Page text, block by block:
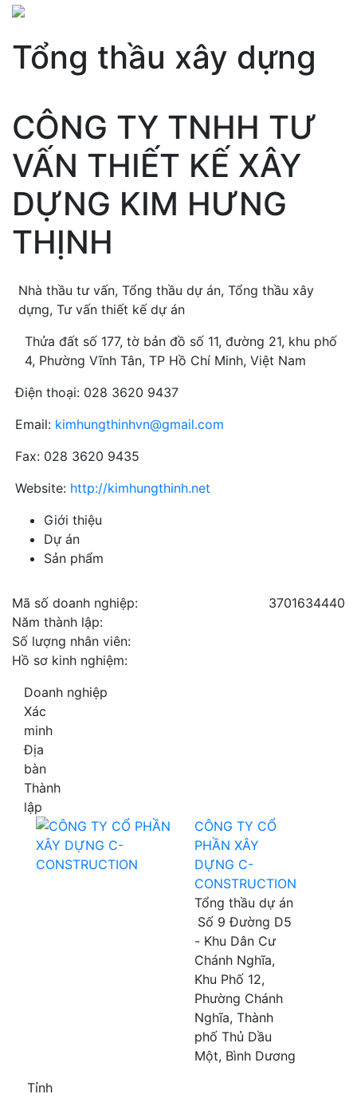
Tổng thầu xây dựng
CÔNG TY TNHH TƯ
VẤN THIẾT KẾ XÂY
DỰNG KIM HƯNG
THỊNH
Nhà thầu tư vấn, Tổng thầu dự án, Tổng thầu xây
dựng, Tư vấn thiết kế dự án
Thửa đất số 177, tờ bản đồ số 11, đường 21, khu phố
4, Phường Vĩnh Tân, TP Hồ Chí Minh, Việt Nam
Điện thoại: 028 3620 9437
Email: kimhungthinhvn@gmail.com
Fax: 028 3620 9435
Website: http://kimhungthinh.net
Giới thiệu
Dự án
Sản phẩm
Mã số doanh nghiệp:
3701634440
Năm thành lập:
Số lượng nhân viên:
Hồ sơ kinh nghiệm:
Doanh nghiệp
Xác
minh
Địa
bàn
Thành
lập
CÔNG TY CỔ
PHẦN XÂY
DỰNG C-
CONSTRUCTION
Tổng thầu dự án
Số 9 Đường D5
- Khu Dân Cư
Chánh Nghĩa,
Khu Phố 12,
Phường Chánh
Nghĩa, Thành
phố Thủ Dầu
Một, Bình Dương
Tỉnh